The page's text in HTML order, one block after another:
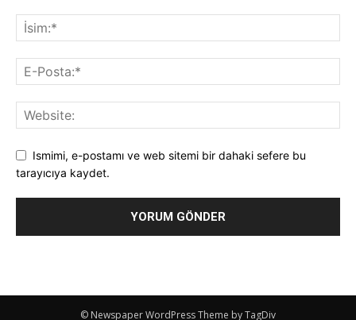
Ismimi, e-postamı ve web sitemi bir dahaki sefere bu
tarayıcıya kaydet.
© Newspaper WordPress Theme by TagDiv